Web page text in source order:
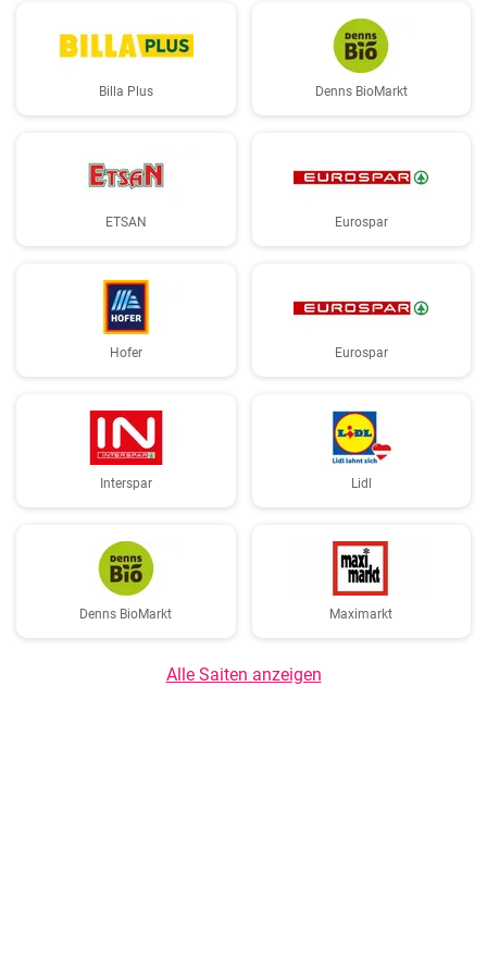
Billa Plus Denns BioMarkt
ETSAN Eurospar
Hofer Eurospar
Interspar Lidl
Denns BioMarkt Maximarkt
Alle Saiten anzeigen